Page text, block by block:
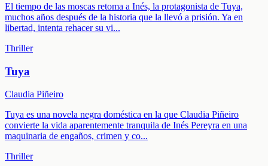
El tiempo de las moscas retoma a Inés, la protagonista de Tuya,
muchos años después de la historia que la llevó a prisión. Ya en
libertad, intenta rehacer su vi...
Thriller
Tuya
Claudia Piñeiro
Tuya es una novela negra doméstica en la que Claudia Piñeiro
convierte la vida aparentemente tranquila de Inés Pereyra en una
maquinaria de engaños, crimen y co...
Thriller